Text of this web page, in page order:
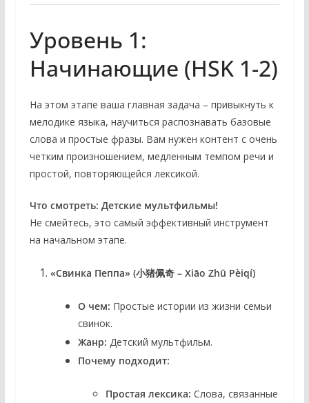
Уровень 1:
Начинающие (HSK 1-2)
На этом этапе ваша главная задача – привыкнуть к
мелодике языка, научиться распознавать базовые
слова и простые фразы. Вам нужен контент с очень
четким произношением, медленным темпом речи и
простой, повторяющейся лексикой.
Что смотреть: Детские мультфильмы!
Не смейтесь, это самый эффективный инструмент
на начальном этапе.
«Свинка Пеппа» (小猪佩奇 – Xiǎo Zhū Pèiqí)
О чем: Простые истории из жизни семьи
свинок.
Жанр: Детский мультфильм.
Почему подходит:
Простая лексика: Слова, связанные